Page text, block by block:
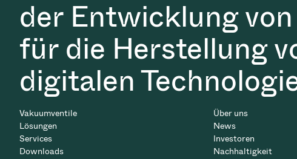
der Entwicklung
für die Herstellung
digitalen
Vakuumventile
Lösungen
Services
Downloads
Über uns
News
Investoren
Nachhaltigkeit